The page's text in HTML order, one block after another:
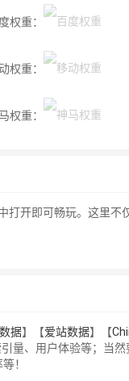
权重：
权重：
权重：
开即可畅玩。这里
据】【爱站数据】【
量、用户体验等；当
！